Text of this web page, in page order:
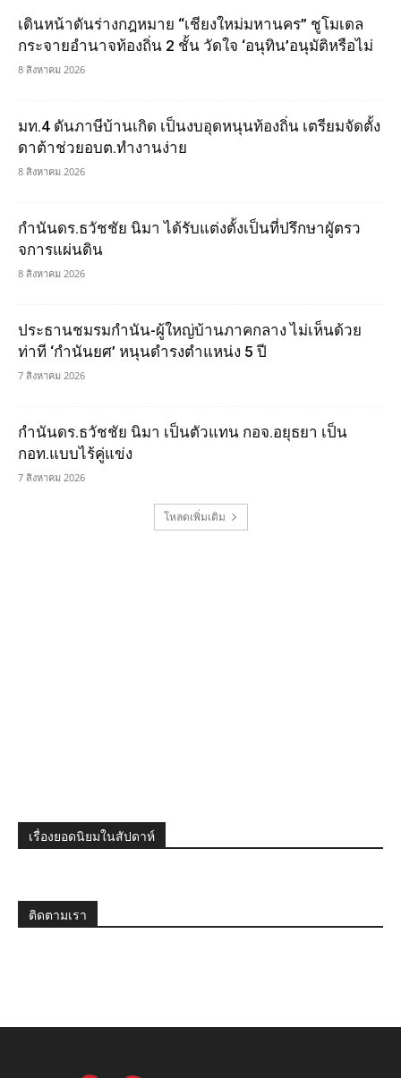
เดินหน้าดันร่างกฎหมาย “เชียงใหม่มหานคร” ชูโมเดล
กระจายอำนาจท้องถิ่น 2 ชั้น วัดใจ ‘อนุทิน’อนุมัติหรือไม่
8 สิงหาคม 2026
มท.4 ดันภาษีบ้านเกิด เป็นงบอุดหนุนท้องถิ่น เตรียมจัดตั้ง
ดาต้าช่วยอบต.ทำงานง่าย
8 สิงหาคม 2026
กำนันดร.ธวัชชัย นิมา ได้รับแต่งตั้งเป็นที่ปรึกษาผูัตรว
จการแผ่นดิน
8 สิงหาคม 2026
ประธานชมรมกำนัน-ผู้ใหญ่บ้านภาคกลาง ไม่เห็นด้วย
ท่าที ‘กำนันยศ’ หนุนดำรงตำแหน่ง 5 ปี
7 สิงหาคม 2026
กำนันดร.ธวัชชัย นิมา เป็นตัวแทน กอจ.อยุธยา เป็น
กอท.แบบไร้คู่แข่ง
7 สิงหาคม 2026
โหลดเพิ่มเติม
เรื่องยอดนิยมในสัปดาห์
ติดตามเรา